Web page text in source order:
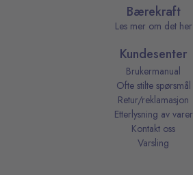
Bærekraft
Les mer om det her
Kundesenter
Brukermanual
Ofte stilte spørsmål
Retur/reklamasjon
Etterlysning av varer
Kontakt oss
Varsling